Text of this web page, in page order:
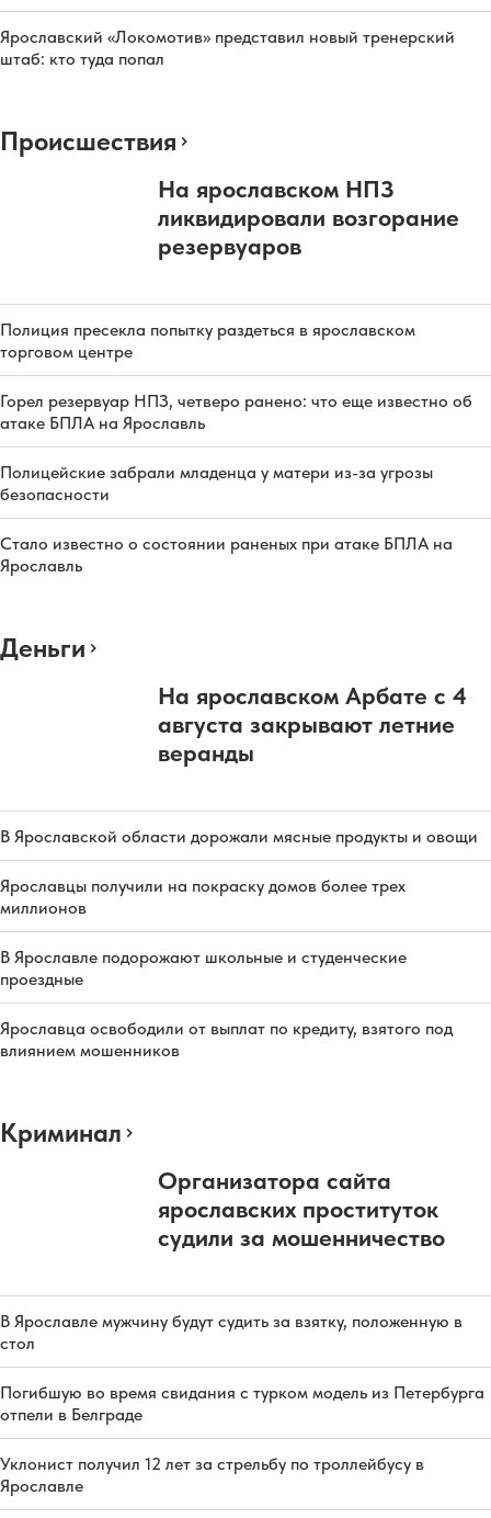
Ярославский «Локомотив» представил новый тренерский
штаб: кто туда попал
Происшествия
На ярославском НПЗ
ликвидировали возгорание
резервуаров
Полиция пресекла попытку раздеться в ярославском
торговом центре
Горел резервуар НПЗ, четверо ранено: что еще известно об
атаке БПЛА на Ярославль
Полицейские забрали младенца у матери из-за угрозы
безопасности
Стало известно о состоянии раненых при атаке БПЛА на
Ярославль
Деньги
На ярославском Арбате с 4
августа закрывают летние
веранды
В Ярославской области дорожали мясные продукты и овощи
Ярославцы получили на покраску домов более трех
миллионов
В Ярославле подорожают школьные и студенческие
проездные
Ярославца освободили от выплат по кредиту, взятого под
влиянием мошенников
Криминал
Организатора сайта
ярославских проституток
судили за мошенничество
В Ярославле мужчину будут судить за взятку, положенную в
стол
Погибшую во время свидания с турком модель из Петербурга
отпели в Белграде
Уклонист получил 12 лет за стрельбу по троллейбусу в
Ярославле